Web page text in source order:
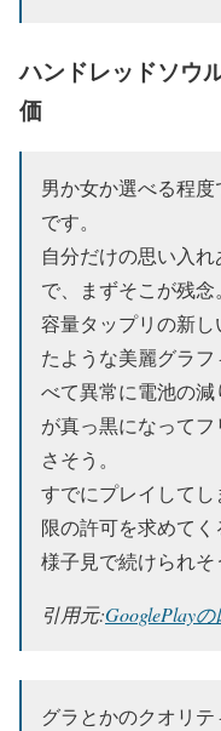
ハンドレッドソウ
価
男か女か選べる程
です。
自分だけの思い入
で、まずそこが残念。
容量タップリの新
たような美麗グラ
べて異常に電池の
が真っ黒になって
さそう。
すでにプレイして
限の許可を求めてく
様子見で続けられそ
引用元:GooglePlayの
グラとかのクオリ